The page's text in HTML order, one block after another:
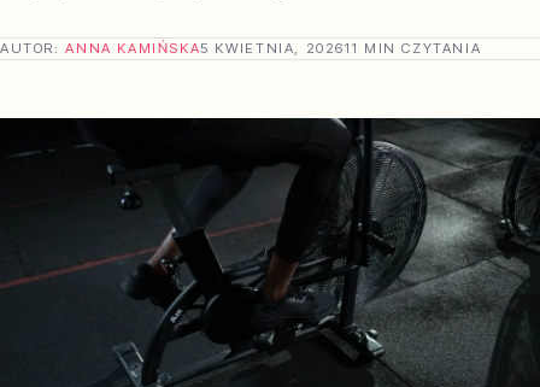
AUTOR:ANNA KAMIŃSKA5 KWIETNIA, 202611 MIN CZYTANIA